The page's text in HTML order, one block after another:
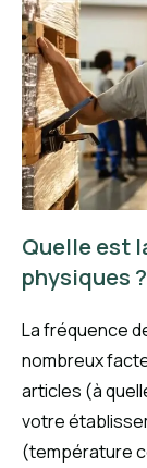
Quelle est
physiques ?
La fréquence
nombreux
articles (à
votre
(température